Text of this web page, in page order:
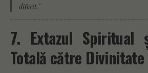
diferit.”
7. Extazul Spiritual
Totală către Divinitate